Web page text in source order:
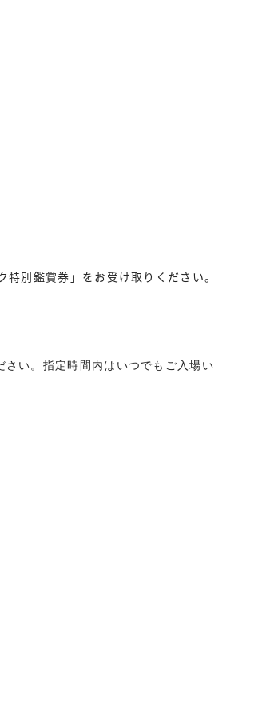
別鑑賞券」をお受け取りください。
い。指定時間内はいつでもご入場い